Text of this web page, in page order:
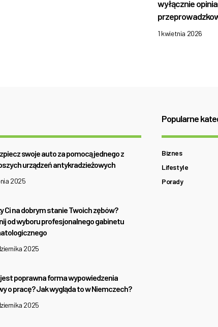
wyłącznie
1 kwietnia 2026
swoje auto za pomocą jednego z
urządzeń antykradzieżowych
2025
Ci na dobrym stanie Twoich zębów?
od wyboru profesjonalnego gabinetu
2025
poprawna forma wypowiedzenia
o pracę? Jak wygląda to w Niemczech?
2025
Popularne
Biznes
Lifestyle
Porady